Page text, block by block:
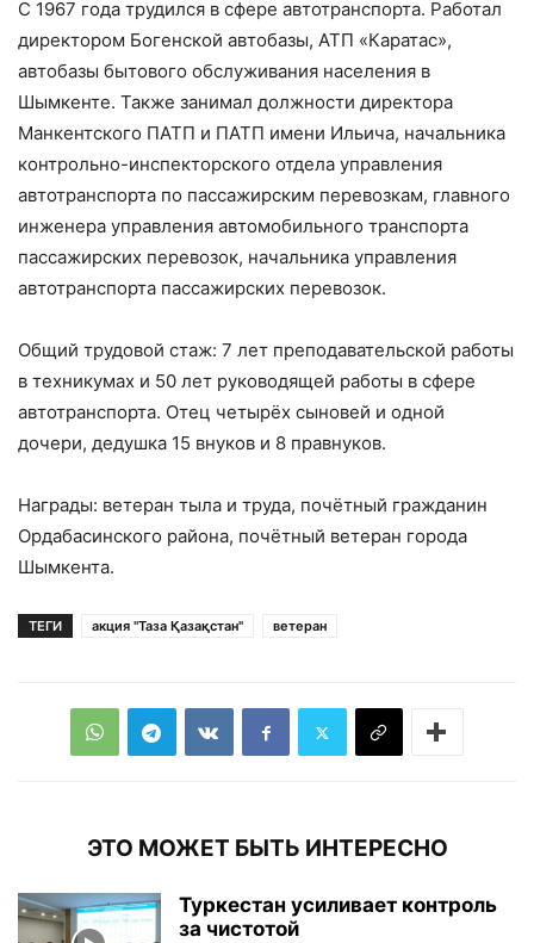
С 1967 года трудился в сфере автотранспорта. Работал
директором Богенской автобазы, АТП «Каратас»,
автобазы бытового обслуживания населения в
Шымкенте. Также занимал должности директора
Манкентского ПАТП и ПАТП имени Ильича, начальника
контрольно-инспекторского отдела управления
автотранспорта по пассажирским перевозкам, главного
инженера управления автомобильного транспорта
пассажирских перевозок, начальника управления
автотранспорта пассажирских перевозок.
Общий трудовой стаж: 7 лет преподавательской работы
в техникумах и 50 лет руководящей работы в сфере
автотранспорта. Отец четырёх сыновей и одной
дочери, дедушка 15 внуков и 8 правнуков.
Награды: ветеран тыла и труда, почётный гражданин
Ордабасинского района, почётный ветеран города
Шымкента.
ТЕГИ акция "Таза Қазақстан" ветеран
ЭТО МОЖЕТ БЫТЬ ИНТЕРЕСНО
Туркестан усиливает контроль
за чистотой